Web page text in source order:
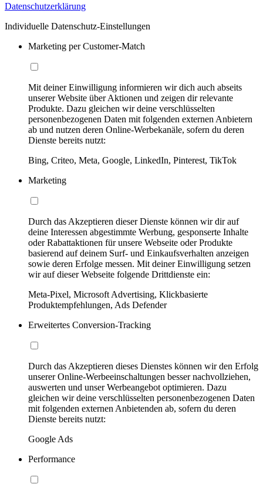
Datenschutzerklärung
Individuelle Datenschutz-Einstellungen
Marketing per Customer-Match
Mit deiner Einwilligung informieren wir dich auch abseits
unserer Website über Aktionen und zeigen dir relevante
Produkte. Dazu gleichen wir deine verschlüsselten
personenbezogenen Daten mit folgenden externen Anbietern
ab und nutzen deren Online-Werbekanäle, sofern du deren
Dienste bereits nutzt:
Bing, Criteo, Meta, Google, LinkedIn, Pinterest, TikTok
Marketing
Durch das Akzeptieren dieser Dienste können wir dir auf
deine Interessen abgestimmte Werbung, gesponserte Inhalte
oder Rabattaktionen für unsere Webseite oder Produkte
basierend auf deinem Surf- und Einkaufsverhalten anzeigen
sowie deren Erfolge messen. Mit deiner Einwilligung setzen
wir auf dieser Webseite folgende Drittdienste ein:
Meta-Pixel, Microsoft Advertising, Klickbasierte
Produktempfehlungen, Ads Defender
Erweitertes Conversion-Tracking
Durch das Akzeptieren dieses Dienstes können wir den Erfolg
unserer Online-Werbeeinschaltungen besser nachvollziehen,
auswerten und unser Werbeangebot optimieren. Dazu
gleichen wir deine verschlüsselten personenbezogenen Daten
mit folgenden externen Anbietenden ab, sofern du deren
Dienste bereits nutzt:
Google Ads
Performance